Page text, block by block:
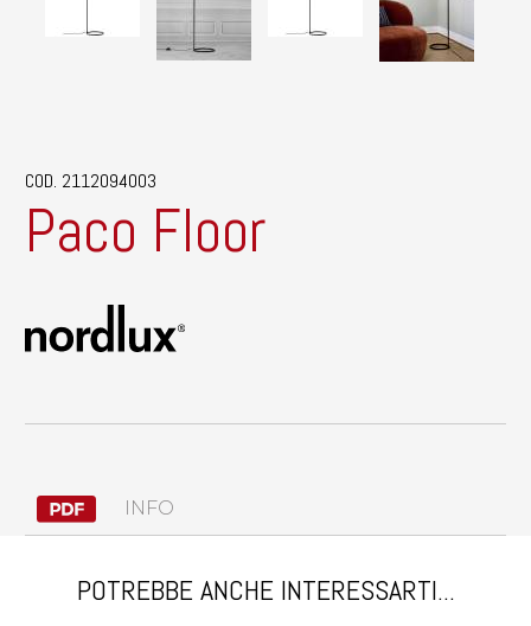
COD. 2112094003
Paco Floor
INFO
POTREBBE ANCHE INTERESSARTI...